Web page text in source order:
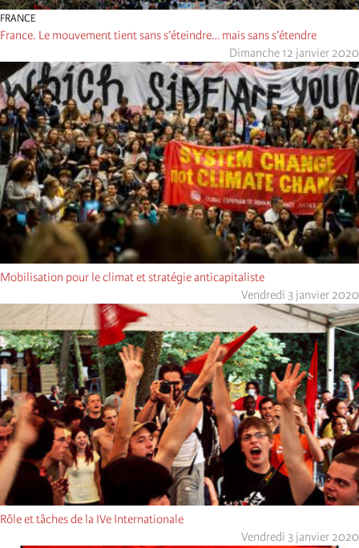
FRANCE
France. Le mouvement tient sans s’éteindre… mais sans s’étendre
Dimanche 12 janvier 2020
Mobilisation pour le climat et stratégie anticapitaliste
Vendredi 3 janvier 2020
Rôle et tâches de la IVe Internationale
Vendredi 3 janvier 2020